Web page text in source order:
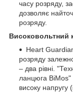
часу розряду,
дозволяє
розряду.
Високовольтний
Heart Guardian
розряду
– два рівні.
ланцюга BiMos"
високу